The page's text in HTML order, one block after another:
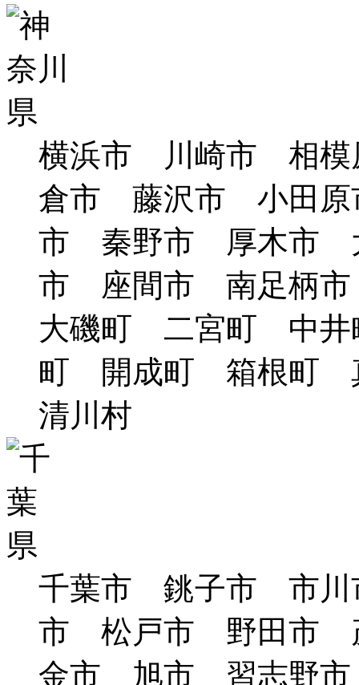
横浜市 川崎市 相
倉市 藤沢市 小田
市 秦野市 厚木市
市 座間市 南足柄
大磯町 二宮町 中
町 開成町 箱根町
清川村
千葉市 銚子市 市
市 松戸市 野田市
金市 旭市 習志野